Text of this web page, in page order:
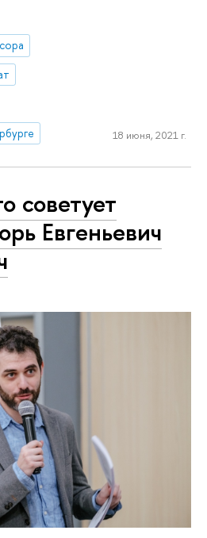
18 июня, 2021 г.
советует
Евгеньевич